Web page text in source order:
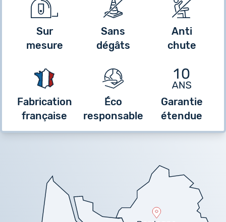
Sur
mesure
Sans
dégâts
Anti
chute
Fabrication
française
Éco
responsable
Garantie
étendue